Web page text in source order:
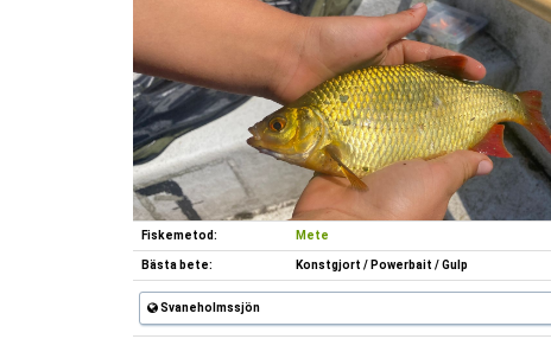
Fiskemetod: Mete
Bästa bete: Konstgjort / Powerbait / Gulp
Svaneholmssjön